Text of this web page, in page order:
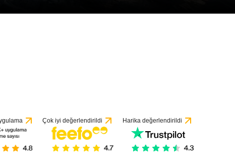
Çok iyi değerlendirildi Harika değerlendirildi